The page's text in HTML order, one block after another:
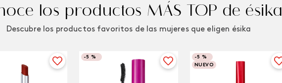
los productos MÁS TOP de ésika
Descubre los productos favoritos de las mujeres que eligen ésika
-5 % -5 %
NUEVO